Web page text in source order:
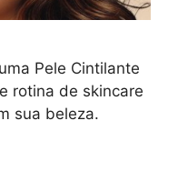
Pele Cintilante
rotina de skincare
sua beleza.